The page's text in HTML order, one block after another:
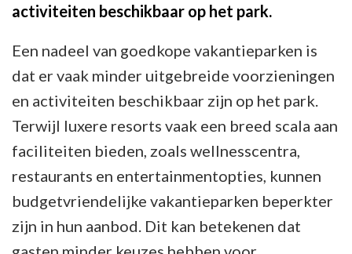
activiteiten beschikbaar op het park.
Een nadeel van goedkope vakantieparken is
dat er vaak minder uitgebreide voorzieningen
en activiteiten beschikbaar zijn op het park.
Terwijl luxere resorts vaak een breed scala aan
faciliteiten bieden, zoals wellnesscentra,
restaurants en entertainmentopties, kunnen
budgetvriendelijke vakantieparken beperkter
zijn in hun aanbod. Dit kan betekenen dat